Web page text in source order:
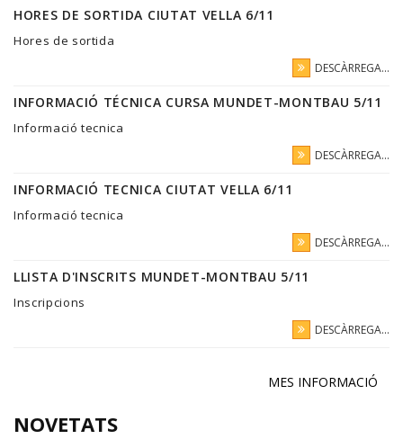
HORES DE SORTIDA CIUTAT VELLA 6/11
Hores de sortida
DESCÀRREGA...
INFORMACIÓ TÉCNICA CURSA MUNDET-MONTBAU 5/11
Informació tecnica
DESCÀRREGA...
INFORMACIÓ TECNICA CIUTAT VELLA 6/11
Informació tecnica
DESCÀRREGA...
LLISTA D'INSCRITS MUNDET-MONTBAU 5/11
Inscripcions
DESCÀRREGA...
MES INFORMACIÓ
NOVETATS